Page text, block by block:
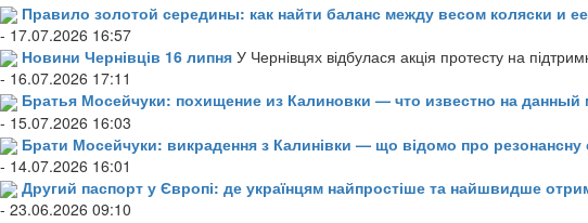
Правило золотой середины: как найти баланс между весом коляски и
- 17.07.2026 16:57
Новини Чернівців 16 липня У Чернівцях відбулася акція протесту на
- 16.07.2026 17:11
Братья Мосейчуки: похищение из Калиновки — что известно на данный
- 15.07.2026 16:03
Брати Мосейчуки: викрадення з Калинівки — що відомо про резонансну
- 14.07.2026 16:01
Другий паспорт у Європі: де українцям найпростіше та найшвидше
- 23.06.2026 09:10